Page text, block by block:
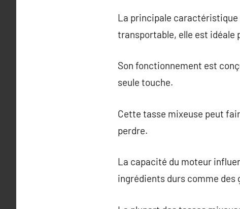
La principale
transportable, elle est idéale
Son fonctionnement est
seule touche.
Cette tasse mixeuse peut
perdre.
La capacité du moteur
ingrédients durs comme des